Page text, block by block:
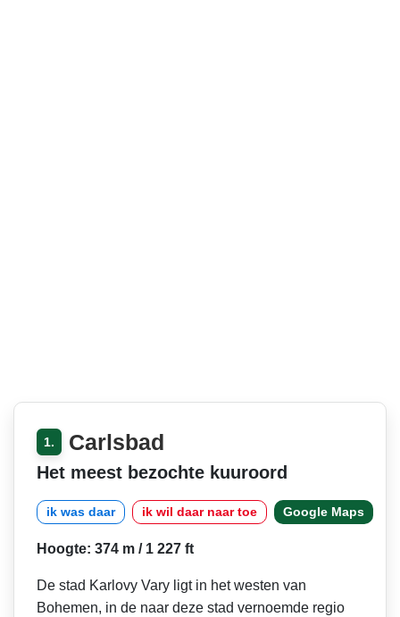
1. Carlsbad
Het meest bezochte kuuroord
ik was daar ik wil daar naar toe Google Maps
Hoogte: 374 m / 1 227 ft
De stad Karlovy Vary ligt in het westen van
Bohemen, in de naar deze stad vernoemde regio